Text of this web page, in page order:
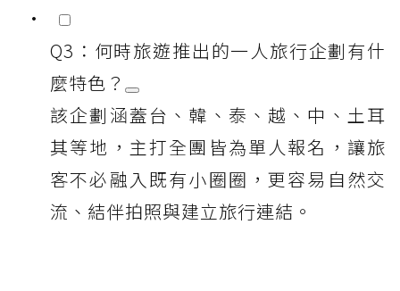
Q3：何時旅遊推出的一人旅行企劃有什
麼特色？
該企劃涵蓋台、韓、泰、越、中、土耳
其等地，主打全團皆為單人報名，讓旅
客不必融入既有小圈圈，更容易自然交
流、結伴拍照與建立旅行連結。